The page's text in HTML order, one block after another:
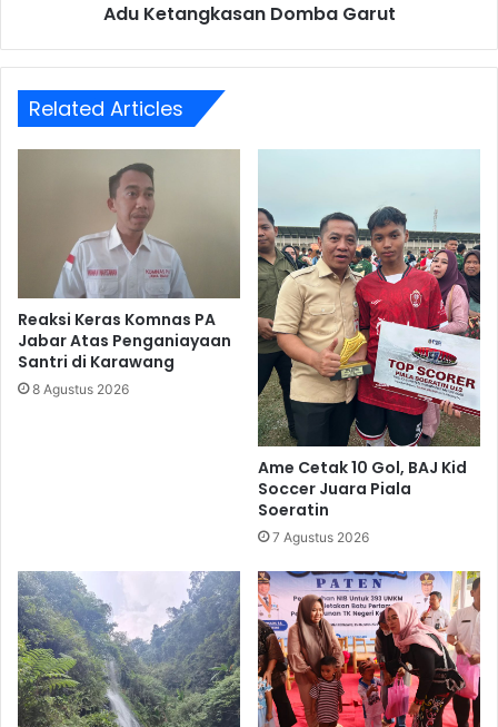
Adu Ketangkasan Domba Garut
Related Articles
Reaksi Keras Komnas PA
Jabar Atas Penganiayaan
Santri di Karawang
8 Agustus 2026
Ame Cetak 10 Gol, BAJ Kid
Soccer Juara Piala
Soeratin
7 Agustus 2026